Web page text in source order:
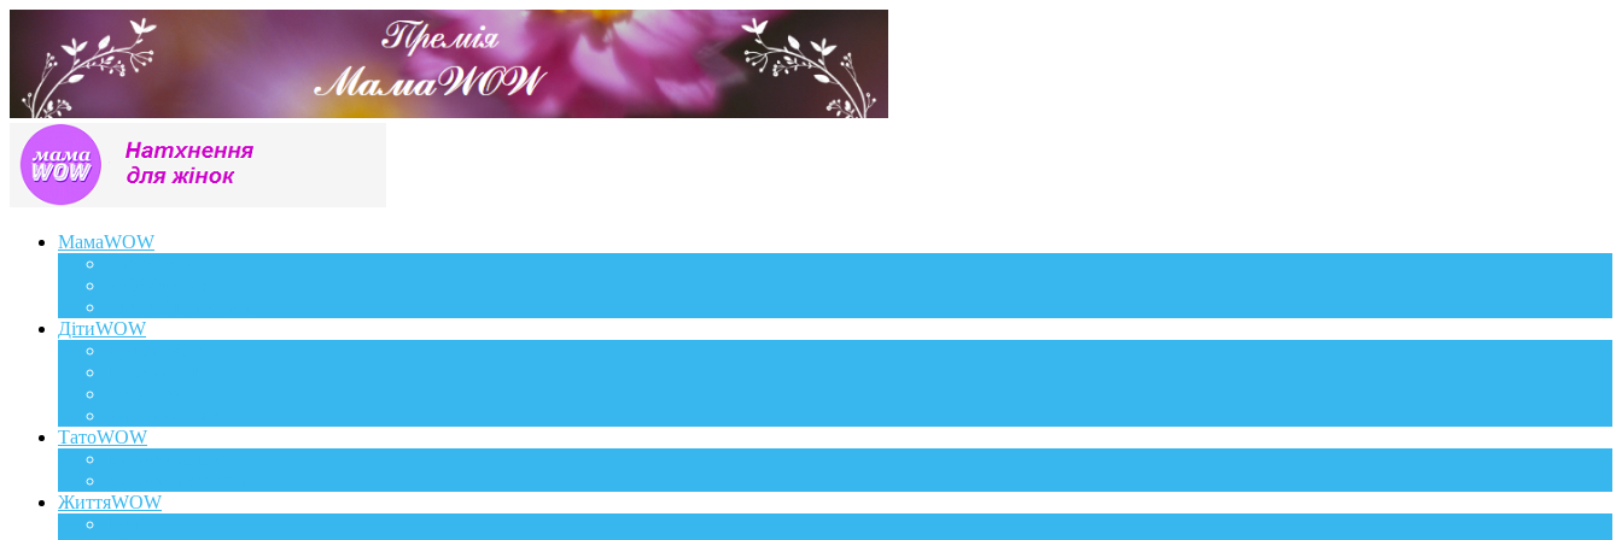
МамаWOW
ДітиWOW
ТатоWOW
ЖиттяWOW